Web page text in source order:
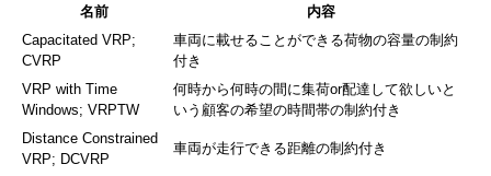
名前
内容
Capacitated VRP;
CVRP
車両に載せることができる荷物の容量の制約
付き
VRP with Time
Windows; VRPTW
何時から何時の間に集荷or配達して欲しいと
いう顧客の希望の時間帯の制約付き
Distance Constrained
VRP; DCVRP
車両が走行できる距離の制約付き